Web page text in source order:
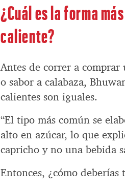
¿Cuál es la forma
caliente?
Antes de correr a comprar
o sabor a calabaza,
calientes son iguales.
“El tipo más común se
alto en azúcar, lo que
capricho y no una bebida
Entonces, ¿cómo